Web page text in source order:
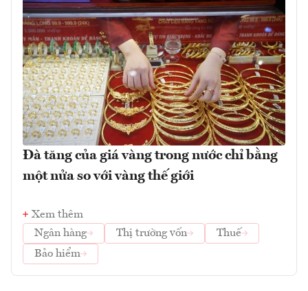
Đà tăng của giá vàng trong nước chỉ bằng
một nửa so với vàng thế giới
Xem thêm
Ngân hàng
Thị trường vốn
Thuế
Bảo hiểm